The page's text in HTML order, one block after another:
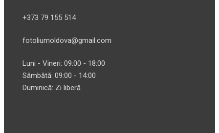
+373 79 155 514
fotoliumoldova@gmail.com
Luni - Vineri: 09:00 - 18:00
Sâmbătă: 09:00 - 14:00
Duminică: Zi liberă